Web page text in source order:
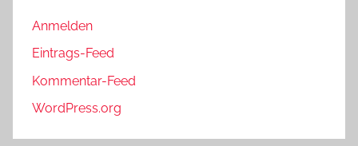
Anmelden
Eintrags-Feed
Kommentar-Feed
WordPress.org